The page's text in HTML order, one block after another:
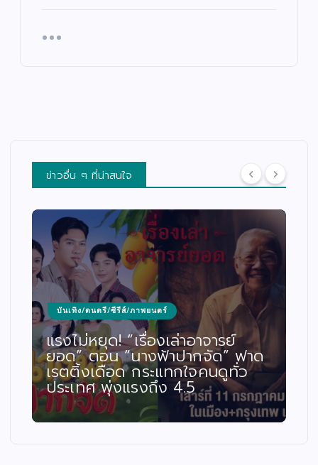
ข่าวอื่น ๆ ที่น่าสนใจ
บันเทิง/ดนตรี/ซีรีส์/ภาพยนตร์
แรงไม่หยุด! “เรื่องเล่าอาจารย์
ยอด” ตอน “นางฟ้าปากจัด” ฟาด
เรตติ้งเดือด กระแทกใจคนดูทั่ว
ประเทศ พุ่งแรงถึง 4.5